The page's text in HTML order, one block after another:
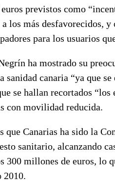
previstos como
los más desfavorecidos,
para los usuarios
ha mostrado su
canaria “ya que se
se hallan recortados “los
con movilidad reducida.
que Canarias ha sido la
sanitario, alcanzando
millones de euros, lo
2010.